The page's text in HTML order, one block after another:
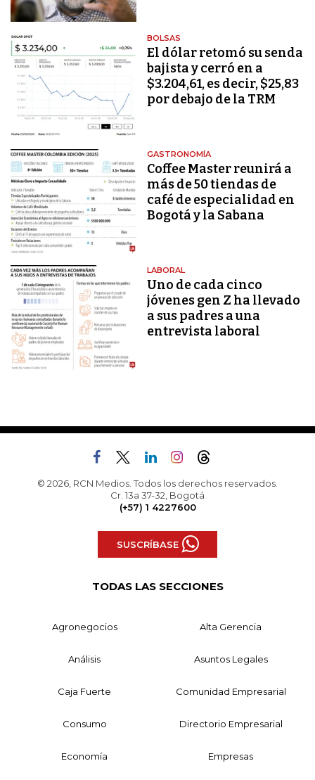
BOLSAS
El dólar retomó su senda
bajista y cerró en a
$3.204,61, es decir, $25,83
por debajo de la TRM
GASTRONOMÍA
Coffee Master reunirá a
más de 50 tiendas de
café de especialidad en
Bogotá y la Sabana
LABORAL
Uno de cada cinco
jóvenes gen Z ha llevado
a sus padres a una
entrevista laboral
© 2026, RCN Medios. Todos los derechos reservados.
Cr. 13a 37-32, Bogotá
(+57) 1 4227600
SUSCRÍBASE
TODAS LAS SECCIONES
Agronegocios Alta Gerencia
Análisis Asuntos Legales
Caja Fuerte Comunidad Empresarial
Consumo Directorio Empresarial
Economía Empresas